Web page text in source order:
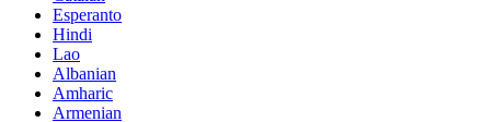
Esperanto
Hindi
Lao
Albanian
Amharic
Armenian